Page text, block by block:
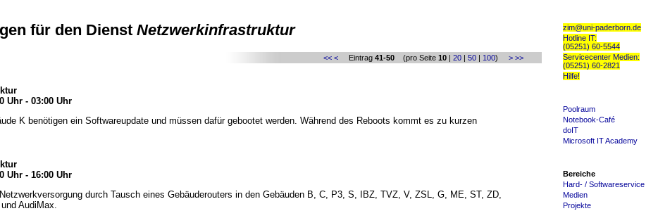
zim@uni-paderborn.de
Hotline IT:
(05251) 60-5544
Servicecenter Medien:
(05251) 60-2821
Hilfe!
Poolraum
Notebook-Café
doIT
Microsoft IT Academy
Bereiche
Hard- / Softwareservice
Medien
Projekte
für den Dienst Netzwerkinfrastruktur
<< < Eintrag 41-50 (pro Seite 10 | 20 | 50 | 100) > >>
Uhr - 03:00 Uhr
K benötigen ein Softwareupdate und müssen dafür gebootet werden. Während des Reboots kommt es zu kurzen
Uhr - 16:00 Uhr
durch Tausch eines Gebäuderouters in den Gebäuden B, C, P3, S, IBZ, TVZ, V, ZSL, G, ME, ST, ZD,
AudiMax.